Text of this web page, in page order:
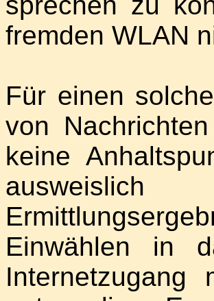
fremden WLAN
Für einen
von
keine
Einwählen in